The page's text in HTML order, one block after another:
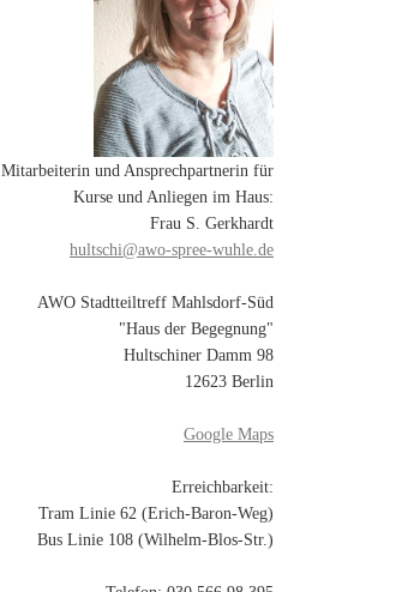
Veröffentlicht am
2024
Spanisch für
Spanisch für Anfänger*innen
mit Alla im AWO-Stadtteiltreff
Berlin, Hellersdorf-Nord
Mitarbeiterin und Ansprechpartnerin für
Kurse und Anliegen im Haus:
Frau S. Gerkhardt
hultschi@awo-spree-wuhle.de
AWO Stadtteiltreff Mahlsdorf-Süd
"Haus der Begegnung"
Hultschiner Damm 98
12623 Berlin
Google Maps
Erreichbarkeit:
Tram Linie 62 (Erich-Baron-Weg)
Bus Linie 108 (Wilhelm-Blos-Str.)